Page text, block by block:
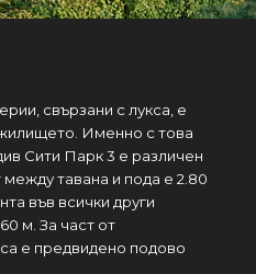
свързани с лукса, е
Именно с това
Сити Парк 3 е различен
между тавана и пода е 2.80
във всички други
м. За част от
е предвидено подово